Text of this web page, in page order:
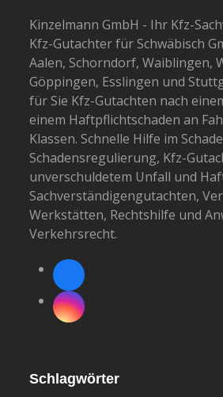
Kinzelmann GmbH - Ihr Kfz-
Kfz-Gutachter für Schwäbisch
Aalen, Schorndorf, Waiblingen,
Göppingen, Esslingen und
für Sie Kfz-Gutachten nach
einem Haftpflichtschaden an
Klassen. Schnelle Hilfe im
Schadensregulierung, Kfz-
unverschuldetem Unfall und
Sachverständigengutachten,
Werkstätten, Rechtshilfe und
Verkehrsrecht.
Facebook
Instagram
Schlagwörter